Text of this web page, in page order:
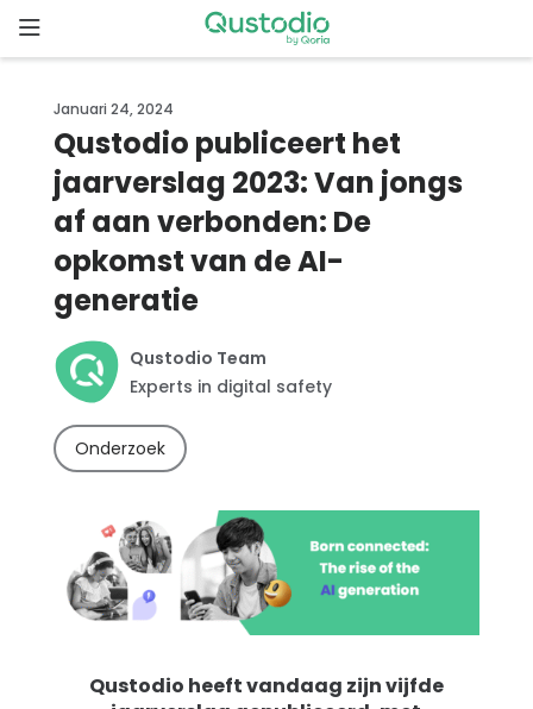
to
content
Waarom
Qustodio
Functies
Aan
slag
Downloads
Support
Januari 24, 2024
Qustodio publiceert het
jaarverslag 2023: Van jongs
af aan verbonden: De
opkomst van de AI-
generatie
Qustodio Team
Experts in digital safety
Onderzoek
Qustodio heeft vandaag zijn vijfde